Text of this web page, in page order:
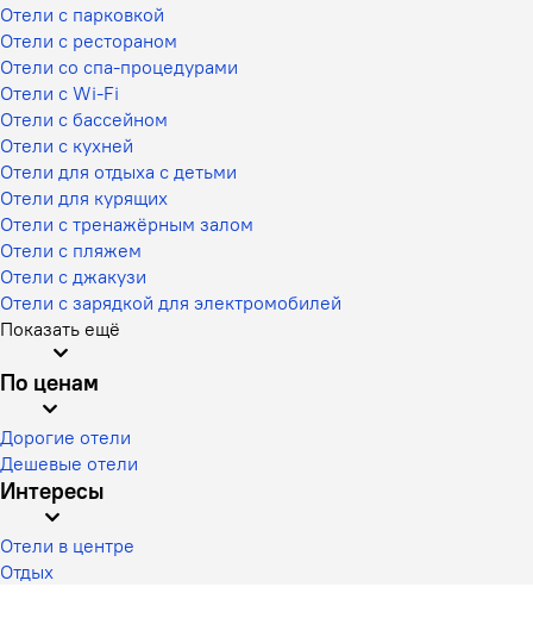
Отели с парковкой
Отели с рестораном
Отели со спа-процедурами
Отели с Wi-Fi
Отели с бассейном
Отели с кухней
Отели для отдыха с детьми
Отели для курящих
Отели с тренажёрным залом
Отели с пляжем
Отели с джакузи
Отели с зарядкой для электромобилей
Показать ещё
По ценам
Дорогие отели
Дешевые отели
Интересы
Отели в центре
Отдых